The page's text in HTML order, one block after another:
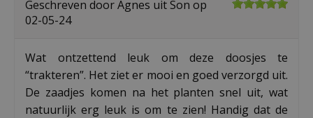
Geschreven doorAgnes uit Son op
02-05-24
Wat ontzettend leuk om deze doosjes te
“trakteren”. Het ziet er mooi en goed verzorgd uit.
De zaadjes komen na het planten snel uit, wat
natuurlijk erg leuk is om te zien! Handig dat de